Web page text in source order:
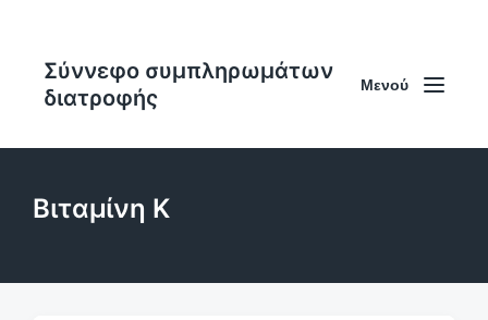
Σύννεφο συμπληρωμάτων
διατροφής
Μενού
Βιταμίνη Κ